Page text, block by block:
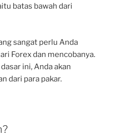
batas bawah dari
sangat perlu Anda
Forex dan mencobanya.
ini, Anda akan
dari para pakar.